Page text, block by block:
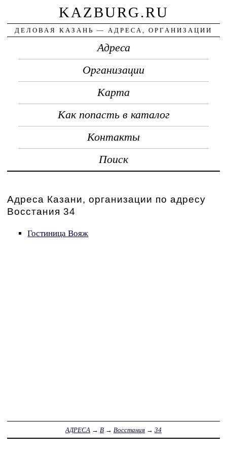
KAZBURG.RU
ДЕЛОВАЯ КАЗАНЬ — АДРЕСА, ОРГАНИЗАЦИИ
Адреса
Организации
Карта
Как попасть в каталог
Контакты
Поиск
Адреса Казани, организации по адресу
Восстания 34
Гостиница Вояж
АДРЕСА → В → Восстания → 34